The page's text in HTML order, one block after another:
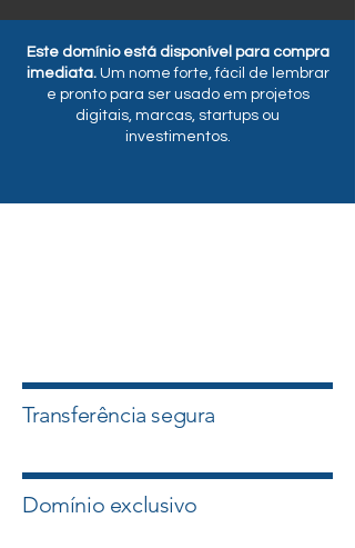
Este domínio está disponível para compra
imediata. Um nome forte, fácil de lembrar
e pronto para ser usado em projetos
digitais, marcas, startups ou
investimentos.
Transferência segura
Domínio exclusivo